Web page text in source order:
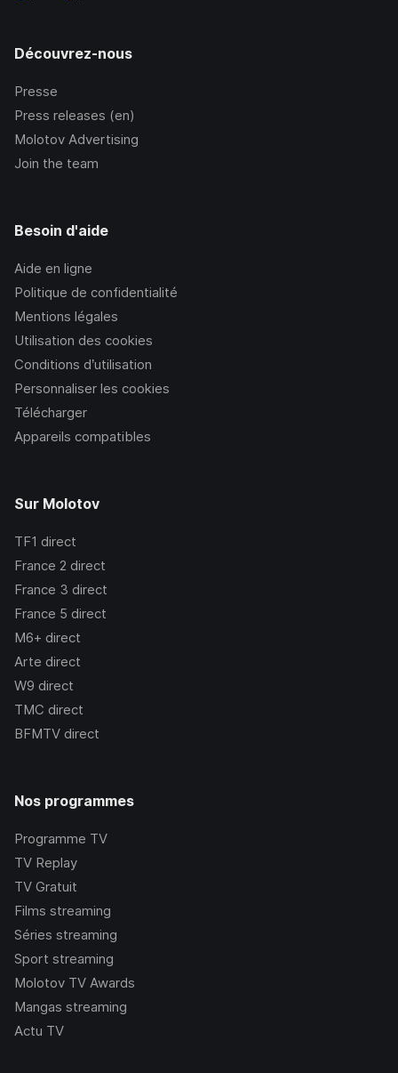
Découvrez-nous
Presse
Press releases (en)
Molotov Advertising
Join the team
Besoin d'aide
Aide en ligne
Politique de confidentialité
Mentions légales
Utilisation des cookies
Conditions d’utilisation
Personnaliser les cookies
Télécharger
Appareils compatibles
Sur Molotov
TF1 direct
France 2 direct
France 3 direct
France 5 direct
M6+ direct
Arte direct
W9 direct
TMC direct
BFMTV direct
Nos programmes
Programme TV
TV Replay
TV Gratuit
Films streaming
Séries streaming
Sport streaming
Molotov TV Awards
Mangas streaming
Actu TV